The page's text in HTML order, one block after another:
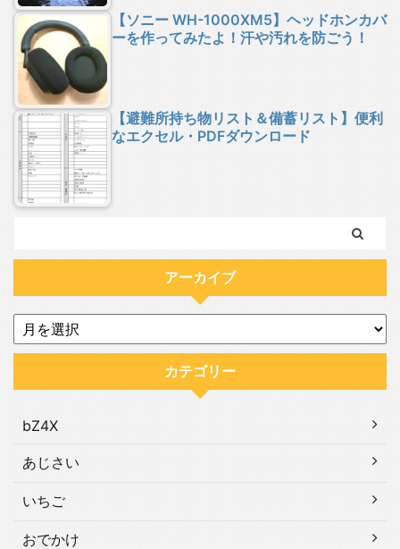
【ソニー WH-1000XM5】ヘッドホンカバ
ーを作ってみたよ！汗や汚れを防ごう！
【避難所持ち物リスト＆備蓄リスト】便利
なエクセル・PDFダウンロード
アーカイブ
カテゴリー
bZ4X
あじさい
いちご
おでかけ